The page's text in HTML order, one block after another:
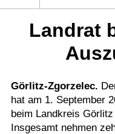
Menüpunkte
Politik
Gesellschaft
Wirtschaft
Service
Landrat
Görlitz-Zgorzelec.
hat am 1. September
beim Landkreis
Insgesamt nehmen